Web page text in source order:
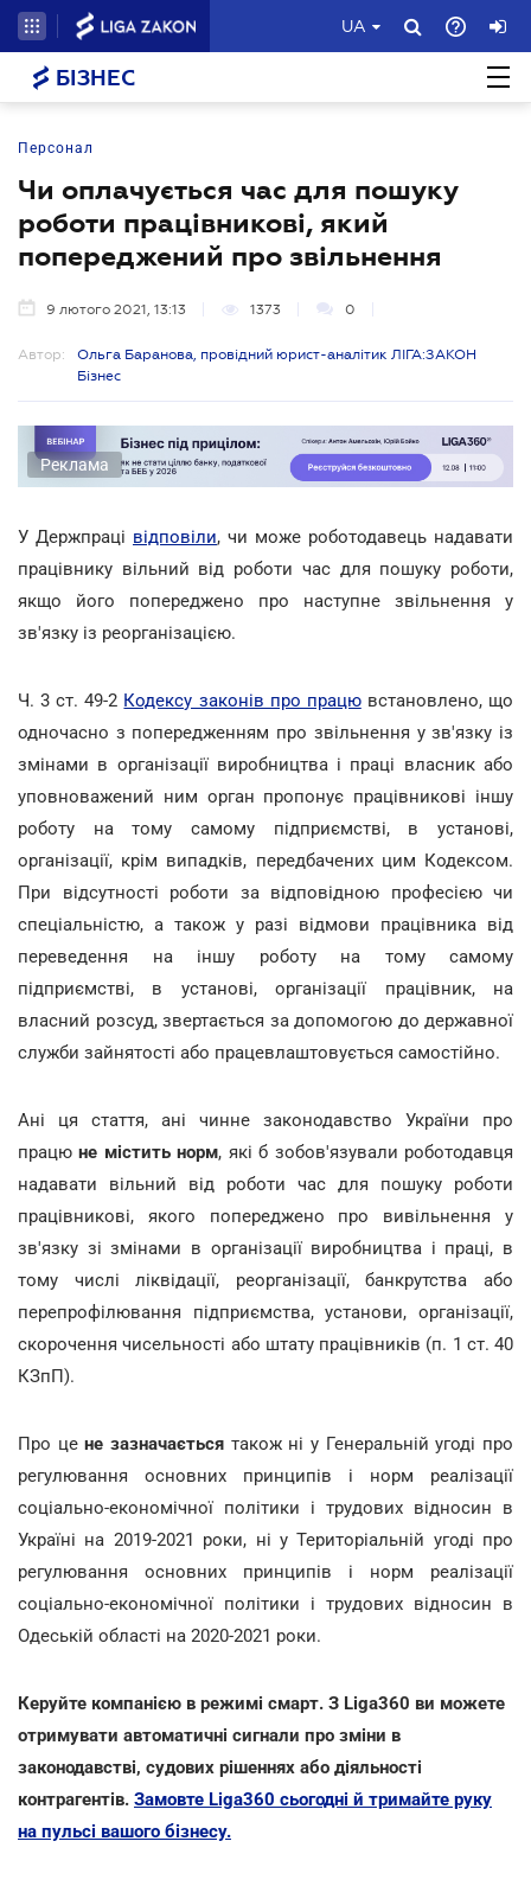
UA
БІЗНЕС
Персонал
Чи оплачується час для пошуку
роботи працівникові, який
попереджений про звільнення
9 лютого 2021, 13:13 1373 0
Автор:
Ольга Баранова, провідний юрист-аналітик ЛІГА:ЗАКОН
Бізнес
Реклама
У Держпраці відповіли, чи може роботодавець надавати
працівнику вільний від роботи час для пошуку роботи,
якщо його попереджено про наступне звільнення у
зв'язку із реорганізацією.
Ч. 3 ст. 49-2 Кодексу законів про працювстановлено, що
одночасно з попередженням про звільнення у зв'язку із
змінами в організації виробництва і праці власник або
уповноважений ним орган пропонує працівникові іншу
роботу на тому самому підприємстві, в установі,
організації, крім випадків, передбачених цим Кодексом.
При відсутності роботи за відповідною професією чи
спеціальністю, а також у разі відмови працівника від
переведення на іншу роботу на тому самому
підприємстві, в установі, організації працівник, на
власний розсуд, звертається за допомогою до державної
служби зайнятості або працевлаштовується самостійно.
Ані ця стаття, ані чинне законодавство України про
працюне містить норм, які б зобов'язували роботодавця
надавати вільний від роботи час для пошуку роботи
працівникові, якого попереджено про вивільнення у
зв'язку зі змінами в організації виробництва і праці, в
тому числі ліквідації, реорганізації, банкрутства або
перепрофілювання підприємства, установи, організації,
скорочення чисельності або штату працівників (п. 1 ст. 40
КЗпП).
Про цене зазначається також ні у Генеральній угоді про
регулювання основних принципів і норм реалізації
соціально-економічної політики і трудових відносин в
Україні на 2019-2021 роки, ні у Територіальній угоді про
регулювання основних принципів і норм реалізації
соціально-економічної політики і трудових відносин в
Одеській області на 2020-2021 роки.
Керуйте компанією в режимі смарт. З Liga360 ви можете
отримувати автоматичні сигнали про зміни в
законодавстві, судових рішеннях або діяльності
контрагентів. Замовте Liga360 сьогодні й тримайте руку
на пульсі вашого бізнесу.